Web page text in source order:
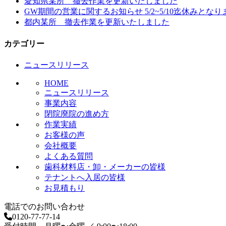
GW期間の営業に関するお知らせ 5/2~5/10迄休みとなり
都内某所 撤去作業を更新いたしました
カテゴリー
ニュースリリース
HOME
ニュースリリース
事業内容
閉院廃院の進め方
作業実績
お客様の声
会社概要
よくある質問
歯科材料店・卸・メーカーの皆様
テナントへ入居の皆様
お見積もり
電話でのお問い合わせ
0120-77-77-14